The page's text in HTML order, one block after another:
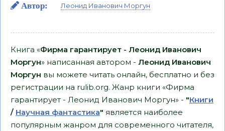
Автор: Леонид Иванович Моргун
Книга «Фирма гарантирует - Леонид Иванович
Моргун» написанная автором - Леонид Иванович
Моргун вы можете читать онлайн, бесплатно и без
регистрации на rulib.org. Жанр книги «Фирма
гарантирует - Леонид Иванович Моргун» - "Книги
/ Научная фантастика" является наиболее
популярным жанром для современного читателя,